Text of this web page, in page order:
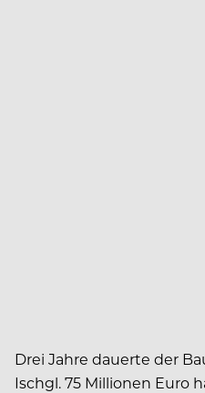
Drei Jahre dauerte der
Ischgl. 75 Millionen Euro